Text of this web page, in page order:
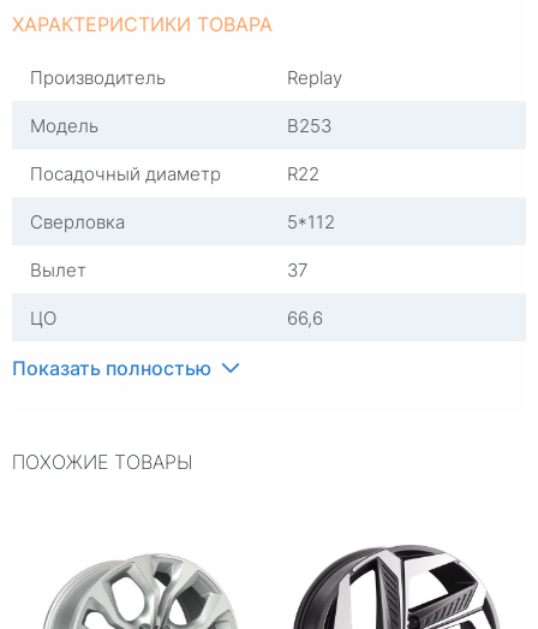
ХАРАКТЕРИСТИКИ ТОВАРА
Производитель
Replay
Модель
B253
Посадочный диаметр
R22
Сверловка
5*112
Вылет
37
ЦО
66,6
Ширина (диски)
Тип диска
Категория
Легковые
Replica
0
Показать полностью
ПОХОЖИЕ ТОВАРЫ